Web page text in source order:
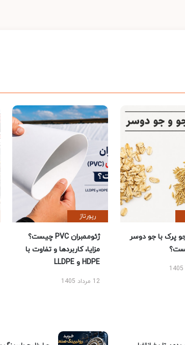
پرک با جو دوسر
رپورتاژ
ژئوممبران PVC چیست؟
مزایا، کاربردها و تفاوت با
HDPE و LLDPE
12 مرداد 1405